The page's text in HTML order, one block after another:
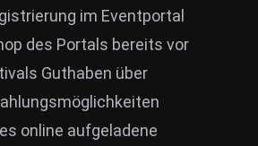
im Eventportal
des Portals bereits vor
Guthaben über
online aufgeladene